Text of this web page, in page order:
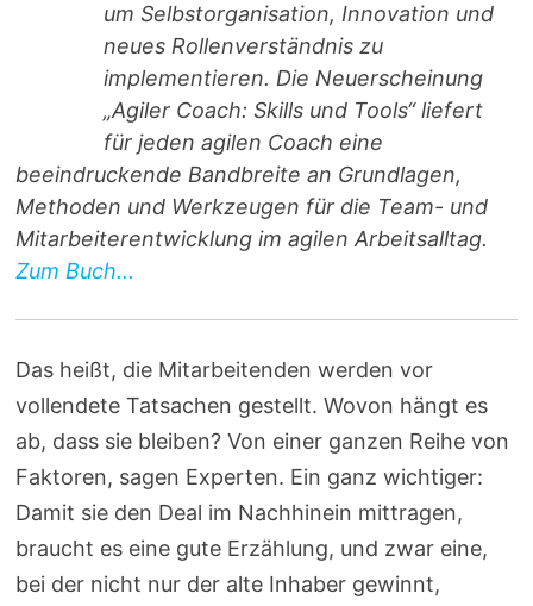
um Selbstorganisation, Innovation und
neues Rollenverständnis zu
implementieren. Die Neuerscheinung
„Agiler Coach: Skills und Tools“ liefert
für jeden agilen Coach eine
beeindruckende Bandbreite an Grundlagen,
Methoden und Werkzeugen für die Team- und
Mitarbeiterentwicklung im agilen Arbeitsalltag.
Zum Buch...
Das heißt, die Mitarbeitenden werden vor
vollendete Tatsachen gestellt. Wovon hängt es
ab, dass sie bleiben? Von einer ganzen Reihe von
Faktoren, sagen Experten. Ein ganz wichtiger:
Damit sie den Deal im Nachhinein mittragen,
braucht es eine gute Erzählung, und zwar eine,
bei der nicht nur der alte Inhaber gewinnt,